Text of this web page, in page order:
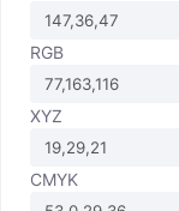
RGB
XYZ
CMYK